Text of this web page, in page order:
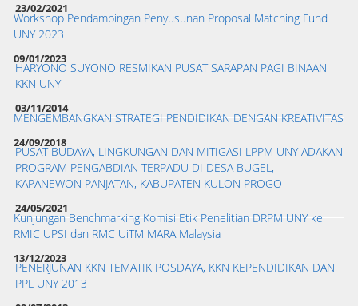
23/02/2021
Workshop Pendampingan Penyusunan Proposal Matching Fund
UNY 2023
09/01/2023
HARYONO SUYONO RESMIKAN PUSAT SARAPAN PAGI BINAAN
KKN UNY
03/11/2014
MENGEMBANGKAN STRATEGI PENDIDIKAN DENGAN KREATIVITAS
24/09/2018
PUSAT BUDAYA, LINGKUNGAN DAN MITIGASI LPPM UNY ADAKAN
PROGRAM PENGABDIAN TERPADU DI DESA BUGEL,
KAPANEWON PANJATAN, KABUPATEN KULON PROGO
24/05/2021
Kunjungan Benchmarking Komisi Etik Penelitian DRPM UNY ke
RMIC UPSI dan RMC UiTM MARA Malaysia
13/12/2023
PENERJUNAN KKN TEMATIK POSDAYA, KKN KEPENDIDIKAN DAN
PPL UNY 2013